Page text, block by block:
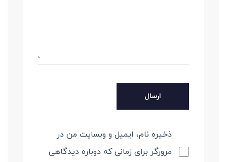
ذخیره نام، ایمیل و وبسایت من در
مرورگر برای زمانی که دوباره دیدگاهی